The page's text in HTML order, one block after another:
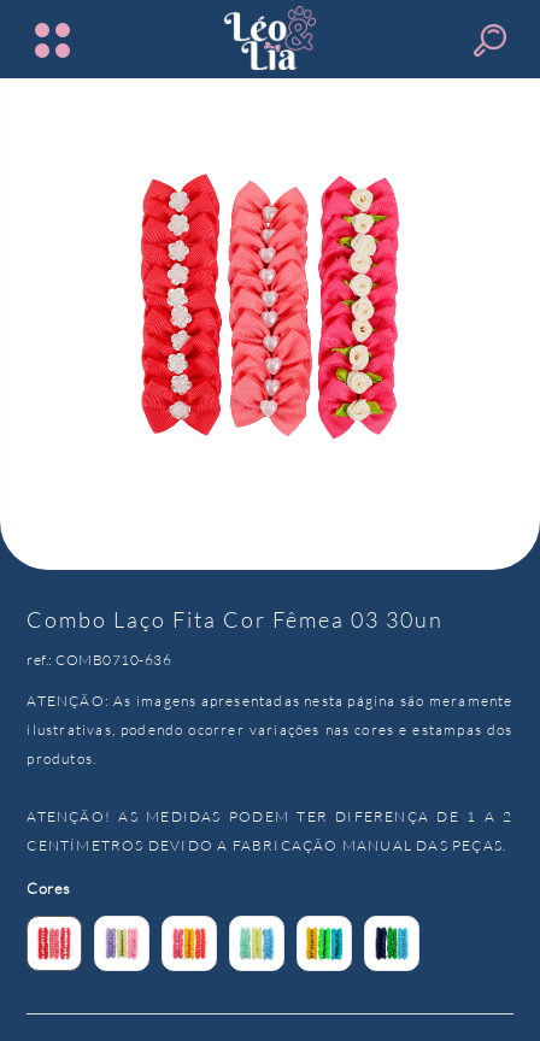
Combo Laço Fita Cor Fêmea 03 30un
ref.: COMB0710-636
ATENÇÃO: As imagens apresentadas nesta página são meramente
ilustrativas, podendo ocorrer variações nas cores e estampas dos
produtos.
ATENÇÃO! AS MEDIDAS PODEM TER DIFERENÇA DE 1 A 2
CENTÍMETROS DEVIDO A FABRICAÇÃO MANUAL DAS PEÇAS.
Cores